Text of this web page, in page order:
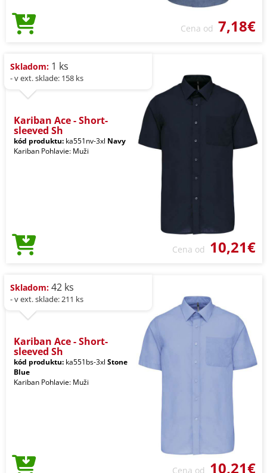
Cena od 7,18€
Skladom: 1 ks
- v ext. sklade: 158 ks
Kariban Ace - Short-
sleeved Sh
kód produktu: ka551nv-3xl Navy
Kariban Pohlavie: Muži
Cena od 10,21€
Skladom: 42 ks
- v ext. sklade: 211 ks
Kariban Ace - Short-
sleeved Sh
kód produktu: ka551bs-3xl Stone
Blue
Kariban Pohlavie: Muži
Cena od 10,21€